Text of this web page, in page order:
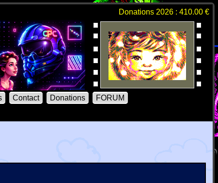
Donations 2026 : 410.00 €
Contact Donations
FORUM